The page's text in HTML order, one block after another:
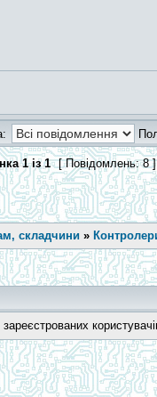
1із1 [ Повідомлень: 8
складчини »